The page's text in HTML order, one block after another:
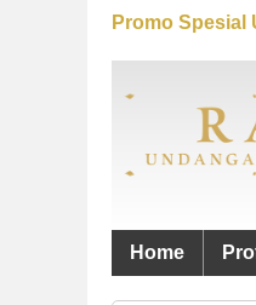
Promo Spesial
Home